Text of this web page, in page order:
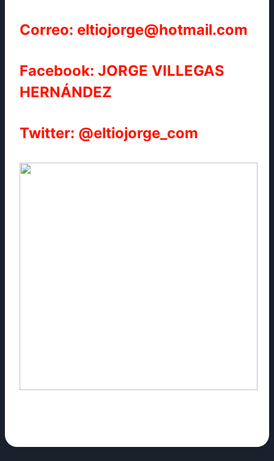
Correo: eltiojorge@hotmail.com
Facebook: JORGE VILLEGAS
HERNÁNDEZ
Twitter: @eltiojorge_com